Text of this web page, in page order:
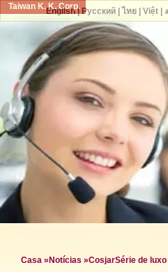
Taiwan K. K. Corp.
Casa » Notícias »CosjarSérie de
English| Русский| ไทย| Việt|